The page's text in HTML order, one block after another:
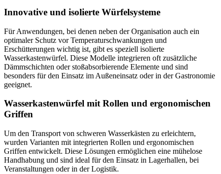
Innovative und isolierte Würfelsysteme
Für Anwendungen, bei denen neben der Organisation auch ein
optimaler Schutz vor Temperaturschwankungen und
Erschütterungen wichtig ist, gibt es speziell isolierte
Wasserkastenwürfel. Diese Modelle integrieren oft zusätzliche
Dämmschichten oder stoßabsorbierende Elemente und sind
besonders für den Einsatz im Außeneinsatz oder in der Gastronomie
geeignet.
Wasserkastenwürfel mit Rollen und ergonomischen
Griffen
Um den Transport von schweren Wasserkästen zu erleichtern,
wurden Varianten mit integrierten Rollen und ergonomischen
Griffen entwickelt. Diese Lösungen ermöglichen eine mühelose
Handhabung und sind ideal für den Einsatz in Lagerhallen, bei
Veranstaltungen oder in der Logistik.